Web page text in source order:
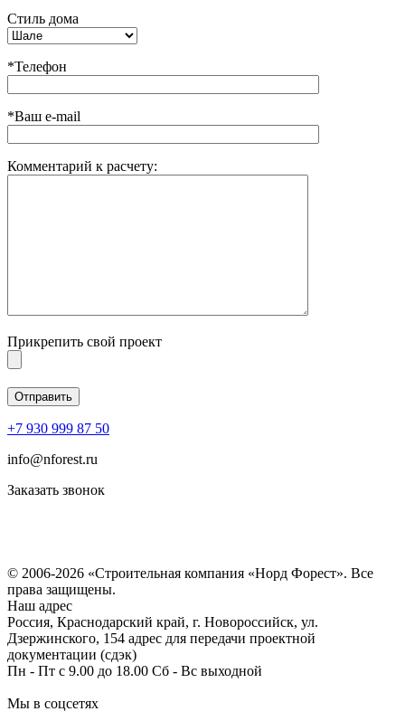
Стиль дома
*Телефон
*Ваш e-mail
Комментарий к расчету:
Прикрепить свой проект
+7 930 999 87 50
info@nforest.ru
Заказать звонок
© 2006-2026 «Строительная компания «Норд Форест». Все
права защищены.
Наш адрес
Россия, Краснодарский край, г. Новороссийск, ул.
Дзержинского, 154 адрес для передачи проектной
документации (сдэк)
Пн - Пт с 9.00 до 18.00 Сб - Вс выходной
Мы в соцсетях